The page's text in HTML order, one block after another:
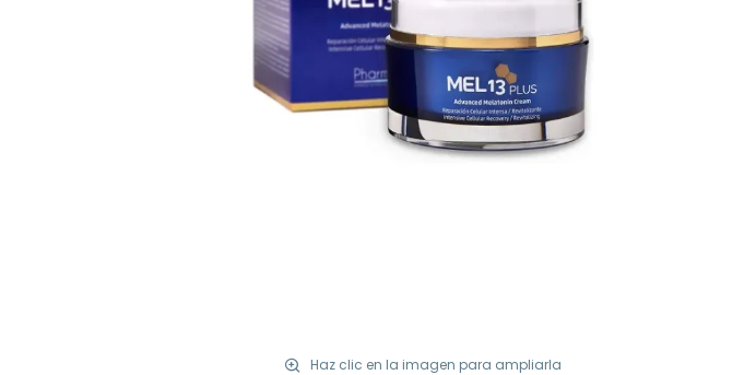
Haz clic en la imagen para ampliarla